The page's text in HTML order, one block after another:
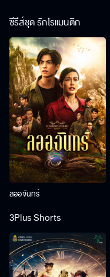
ซีรีส์ชุด รักโรแมนติก
ลออจันทร์
3Plus Shorts